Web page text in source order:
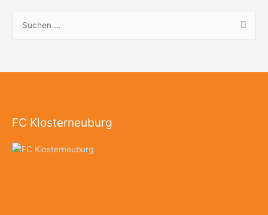
n
FC Klosterneuburg